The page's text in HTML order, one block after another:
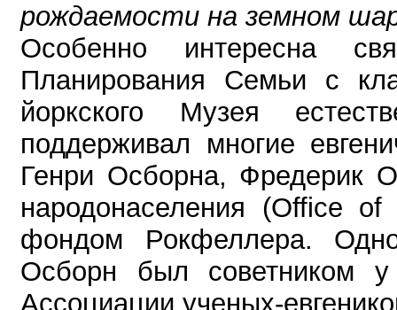
рождаемости на земном
Особенно интересна
Планирования Семьи с
йоркского Музея
поддерживал многие
Генри Осборна, Фредерик
народонаселения (Office
фондом Рокфеллера.
Осборн был советником
Ассоциации ученых-